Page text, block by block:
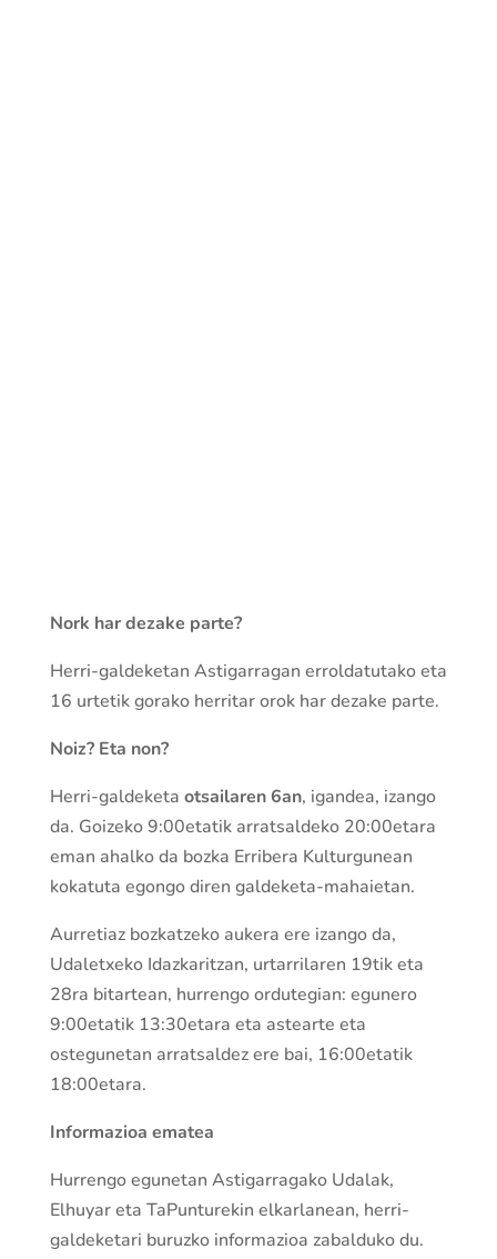
Nork har dezake parte?
Herri-galdeketan Astigarragan erroldatutako eta
16 urtetik gorako herritar orok har dezake parte.
Noiz? Eta non?
Herri-galdeketa otsailaren 6an, igandea, izango
da. Goizeko 9:00etatik arratsaldeko 20:00etara
eman ahalko da bozka Erribera Kulturgunean
kokatuta egongo diren galdeketa-mahaietan.
Aurretiaz bozkatzeko aukera ere izango da,
Udaletxeko Idazkaritzan, urtarrilaren 19tik eta
28ra bitartean, hurrengo ordutegian: egunero
9:00etatik 13:30etara eta astearte eta
ostegunetan arratsaldez ere bai, 16:00etatik
18:00etara.
Informazioa ematea
Hurrengo egunetan Astigarragako Udalak,
Elhuyar eta TaPunturekin elkarlanean, herri-
galdeketari buruzko informazioa zabalduko du.